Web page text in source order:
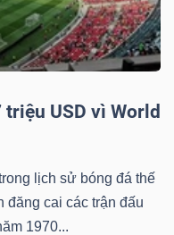
USD vì World
lịch sử bóng đá thế
cai các trận đấu
1970...